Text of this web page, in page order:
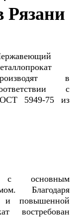
Рязани
в
с
5949-75 из
с основным
Благодаря
и повышенной
востребован